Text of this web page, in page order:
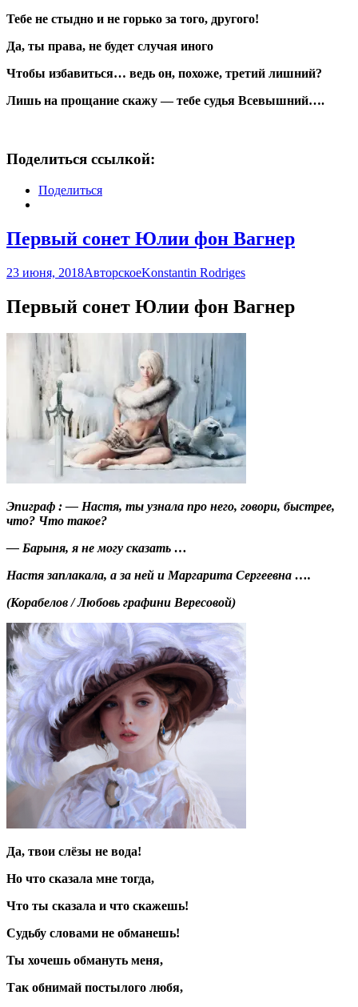
Тебе не стыдно и не горько за того, другого!
Да, ты права, не будет случая иного
Чтобы избавиться… ведь он, похоже, третий лишний?
Лишь на прощание скажу — тебе судья Всевышний….
Поделиться ссылкой:
Поделиться
Первый сонет Юлии фон Вагнер
23 июня, 2018АвторскоеKonstantin Rodriges
Первый сонет Юлии фон Вагнер
Эпиграф : — Настя, ты узнала про него, говори, быстрее,
что? Что такое?
— Барыня, я не могу сказать …
Настя заплакала, а за ней и Маргарита Сергеевна ….
(Корабелов / Любовь графини Вересовой)
Да, твои слёзы не вода!
Но что сказала мне тогда,
Что ты сказала и что скажешь!
Судьбу словами не обманешь!
Ты хочешь обмануть меня,
Так обнимай постылого любя,